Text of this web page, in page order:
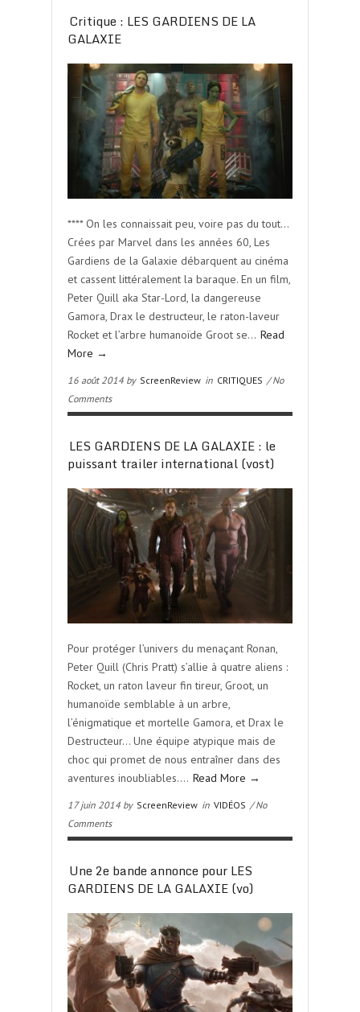
Critique : LES GARDIENS DE LA
GALAXIE
**** On les connaissait peu, voire pas du tout…
Crées par Marvel dans les années 60, Les
Gardiens de la Galaxie débarquent au cinéma
et cassent littéralement la baraque. En un film,
Peter Quill aka Star-Lord, la dangereuse
Gamora, Drax le destructeur, le raton-laveur
Rocket et l’arbre humanoïde Groot se… Read
More →
16 août 2014 by ScreenReview in CRITIQUES / No
Comments
LES GARDIENS DE LA GALAXIE : le
puissant trailer international (vost)
Pour protéger l’univers du menaçant Ronan,
Peter Quill (Chris Pratt) s’allie à quatre aliens :
Rocket, un raton laveur fin tireur, Groot, un
humanoïde semblable à un arbre,
l’énigmatique et mortelle Gamora, et Drax le
Destructeur… Une équipe atypique mais de
choc qui promet de nous entraîner dans des
aventures inoubliables…. Read More →
17 juin 2014 by ScreenReview in VIDÉOS / No
Comments
Une 2e bande annonce pour LES
GARDIENS DE LA GALAXIE (vo)